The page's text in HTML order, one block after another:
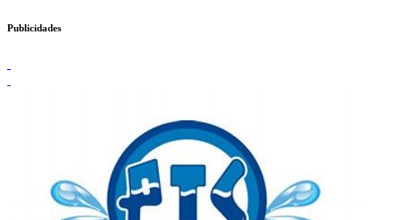
Publicidades